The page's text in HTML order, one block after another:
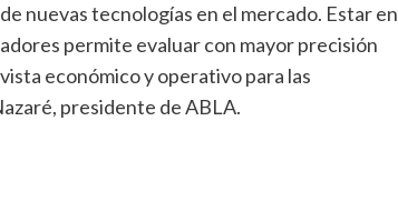
nuevas tecnologías en el mercado. Estar en
permite evaluar con mayor precisión
económico y operativo para las
presidente de ABLA.